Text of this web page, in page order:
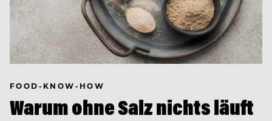
FOOD-KNOW-HOW
Warum ohne Salz nichts läuft